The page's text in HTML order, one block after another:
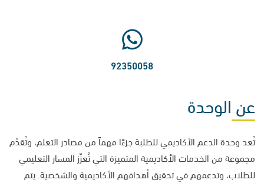
92350058
عن الوحدة
تُعد وحدة الدعم الأكاديمي للطلبة جزءًا مهماً من مصادر التعلم، وتُقدّم
مجموعة من الخدمات الأكاديمية المتميزة التي تُعزّز المسار التعليمي
للطلاب، وتدعمهم في تحقيق أهدافهم الأكاديمية والشخصية. يتم